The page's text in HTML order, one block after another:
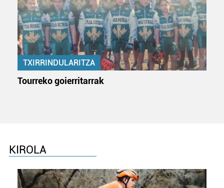
TXIRRINDULARITZA
Tourreko goierritarrak
KIROLA